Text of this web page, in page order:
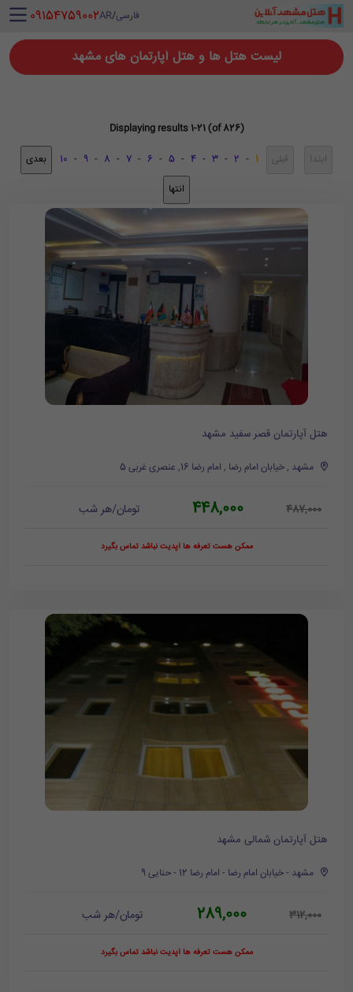
فارسی/
AR
‪ 09154759002
لیست هتل ها و هتل آپارتمان های مشهد
Displaying results 1-21 (of 826)
1
-
2
-
3
-
4
-
5
-
6
-
7
-
8
-
9
-
10
هتل آپارتمان قصر سفید مشهد
مشهد , خیابان امام رضا , امام رضا 16, عنصری غربی 5
487,000
448,000 تومان/هر شب
ممکن هست تعرفه ها آپدیت نباشد تماس بگیرد
هتل آپارتمان شمالی مشهد
مشهد - خیابان امام رضا - امام رضا 12 - حنایی 9
312,000
289,000 تومان/هر شب
ممکن هست تعرفه ها آپدیت نباشد تماس بگیرد